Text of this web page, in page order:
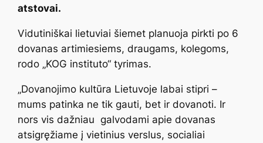
atstovai.
Vidutiniškai lietuviai šiemet planuoja pirkti po 6
dovanas artimiesiems, draugams, kolegoms,
rodo „KOG instituto“ tyrimas.
„Dovanojimo kultūra Lietuvoje labai stipri –
mums patinka ne tik gauti, bet ir dovanoti. Ir
nors vis dažniau galvodami apie dovanas
atsigręžiame į vietinius verslus, socialiai